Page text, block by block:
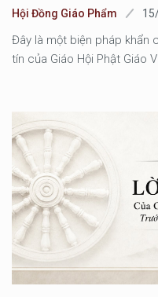
Hội Đồng Giáo Phẩm
Đây là một biện pháp khẩn
tín của Giáo Hội Phật Giáo